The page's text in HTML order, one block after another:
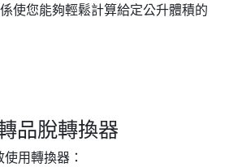
使您能夠輕鬆計算給定公升體積的
品脫轉換器
用轉換器：